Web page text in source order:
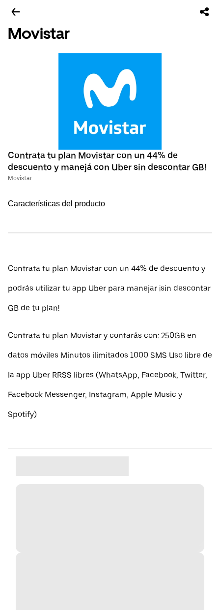
Movistar
Contrata tu plan Movistar con un 44% de
descuento y manejá con Uber sin descontar GB!
Movistar
Características del producto
Contrata tu plan Movistar con un 44% de descuento y
podrás utilizar tu app Uber para manejar ¡sin descontar
GB de tu plan!
Contrata tu plan Movistar y contarás con: 250GB en
datos móviles Minutos ilimitados 1000 SMS Uso libre de
la app Uber RRSS libres (WhatsApp, Facebook, Twitter,
Facebook Messenger, Instagram, Apple Music y
Spotify)